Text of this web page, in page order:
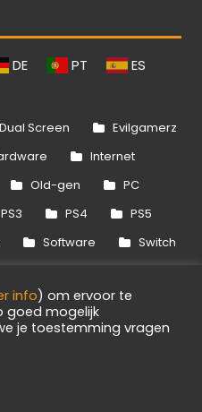
DE PT ES
Dual Screen
Evilgamerz
Internet
Old-gen
PC
PS3 PS4
PS5
Software
Switch
Xbox Series
info) om ervoor te
goed mogelijk
je toestemming vragen